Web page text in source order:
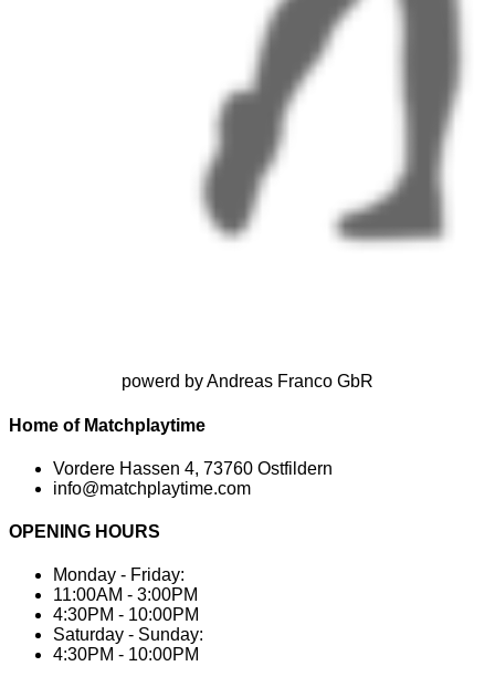
powerd by Andreas Franco GbR
Home of Matchplaytime
Vordere Hassen 4, 73760 Ostfildern
info@matchplaytime.com
OPENING HOURS
Monday - Friday:
11:00AM - 3:00PM
4:30PM - 10:00PM
Saturday - Sunday:
4:30PM - 10:00PM